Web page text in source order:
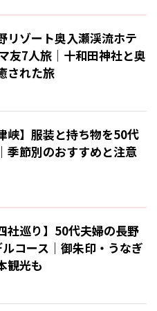
リゾート奥入瀬渓流ホテ
友7人旅｜十和田神社と奥
された旅
峡】服装と持ち物を50代
季節別のおすすめと注意
社巡り】50代夫婦の長野
コース｜御朱印・うなぎ
観光も